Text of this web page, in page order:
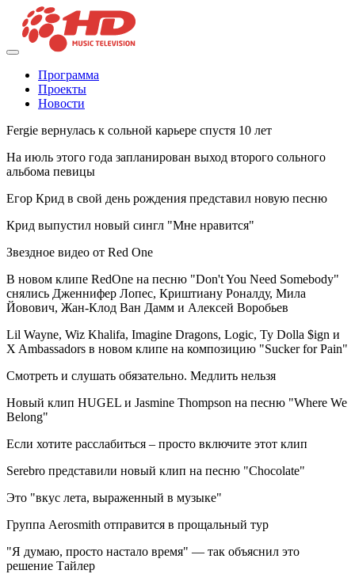
Программа
Проекты
Новости
Fergie вернулась к сольной карьере спустя 10 лет
На июль этого года запланирован выход второго сольного
альбома певицы
Егор Крид в свой день рождения представил новую песню
Крид выпустил новый сингл "Мне нравится"
Звездное видео от Red One
В новом клипе RedOne на песню "Don't You Need Somebody"
снялись Дженнифер Лопес, Криштиану Роналду, Мила
Йовович, Жан-Клод Ван Дамм и Алексей Воробьев
Lil Wayne, Wiz Khalifa, Imagine Dragons, Logic, Ty Dolla $ign и
X Ambassadors в новом клипе на композицию "Sucker for Pain"
Смотреть и слушать обязательно. Медлить нельзя
Новый клип HUGEL и Jasmine Thompson на песню "Where We
Belong"
Если хотите расслабиться – просто включите этот клип
Serebro представили новый клип на песню "Chocolate"
Это "вкус лета, выраженный в музыке"
Группа Aerosmith отправится в прощальный тур
"Я думаю, просто настало время" — так объяснил это
решение Тайлер